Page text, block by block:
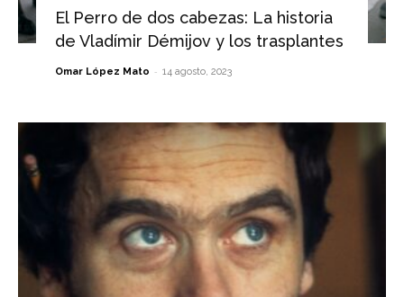
El Perro de dos cabezas: La historia
de Vladímir Démijov y los trasplantes
Omar López Mato - 14 agosto, 2023